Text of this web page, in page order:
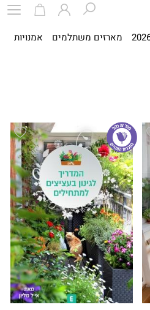
מארזים משתלמים אמנויות